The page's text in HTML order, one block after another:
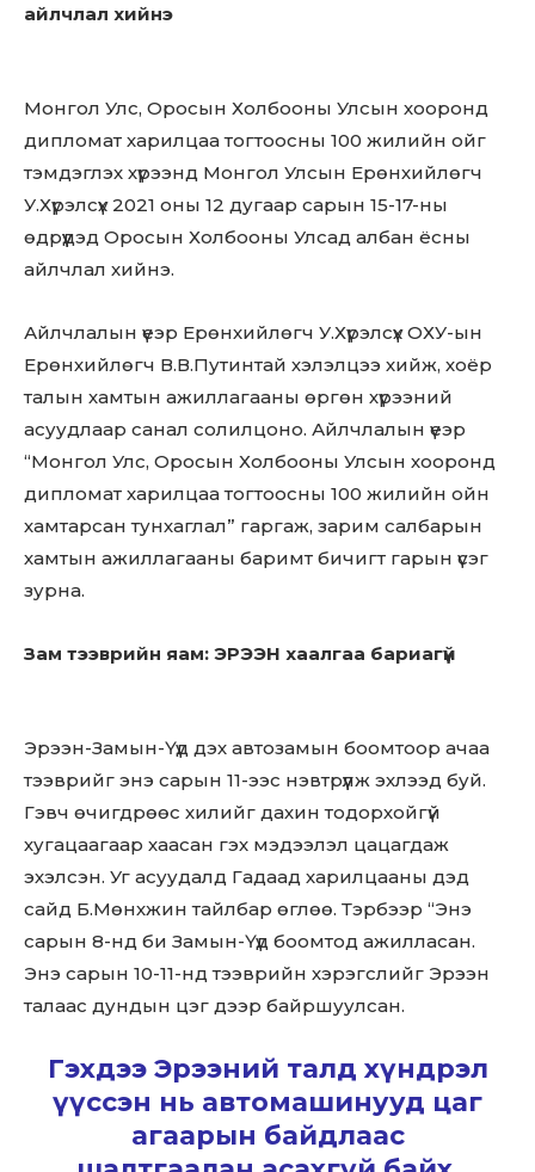
айлчлал хийнэ
Монгол Улс, Оросын Холбооны Улсын хооронд
дипломат харилцаа тогтоосны 100 жилийн ойг
тэмдэглэх хүрээнд Монгол Улсын Ерөнхийлөгч
У.Хүрэлсүх 2021 оны 12 дугаар сарын 15-17-ны
өдрүүдэд Оросын Холбооны Улсад албан ёсны
айлчлал хийнэ.
Айлчлалын үеэр Ерөнхийлөгч У.Хүрэлсүх ОХУ-ын
Ерөнхийлөгч В.В.Путинтай хэлэлцээ хийж, хоёр
талын хамтын ажиллагааны өргөн хүрээний
асуудлаар санал солилцоно. Айлчлалын үеэр
“Монгол Улс, Оросын Холбооны Улсын хооронд
дипломат харилцаа тогтоосны 100 жилийн ойн
хамтарсан тунхаглал” гаргаж, зарим салбарын
хамтын ажиллагааны баримт бичигт гарын үсэг
зурна.
Зам тээврийн яам: ЭРЭЭН хаалгаа бариагүй
Эрээн-Замын-Үүд дэх автозамын боомтоор ачаа
тээврийг энэ сарын 11-ээс нэвтрүүлж эхлээд буй.
Гэвч өчигдрөөс хилийг дахин тодорхойгүй
хугацаагаар хаасан гэх мэдээлэл цацагдаж
эхэлсэн. Уг асуудалд Гадаад харилцааны дэд
сайд Б.Мөнхжин тайлбар өглөө. Тэрбээр “Энэ
сарын 8-нд би Замын-Үүд боомтод ажилласан.
Энэ сарын 10-11-нд тээврийн хэрэгслийг Эрээн
талаас дундын цэг дээр байршуулсан.
Гэхдээ Эрээний талд хүндрэл
үүссэн нь автомашинууд цаг
агаарын байдлаас